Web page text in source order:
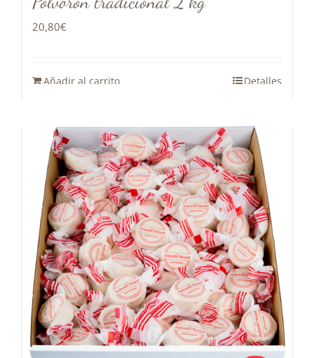
20,80€
Añadir al carrito Detalles